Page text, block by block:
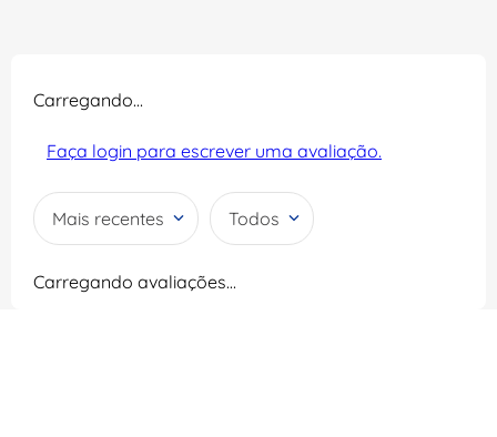
Carregando…
Faça login para escrever uma avaliação.
Mais recentes Todos
Carregando avaliações…